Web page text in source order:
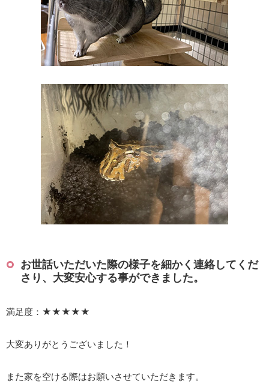
お世話いただいた際の様子を細かく連絡してくだ
さり、大変安心する事ができました。
満足度：★★★★★
大変ありがとうございました！
また家を空ける際はお願いさせていただきます。